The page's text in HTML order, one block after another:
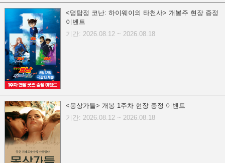
<명탐정 코난: 하이웨이의 타천사> 개봉주 현장 증정
이벤트
기간: 2026.08.12 ~ 2026.08.18
<몽상가들> 개봉 1주차 현장 증정 이벤트
기간: 2026.08.12 ~ 2026.08.18